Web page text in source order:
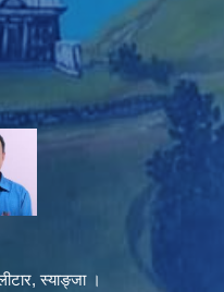
स्याङ्जा ।